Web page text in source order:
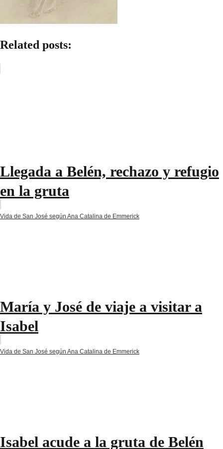
Related posts:
Llegada a Belén, rechazo y refugio
en la gruta
Vida de San José según Ana Catalina de Emmerick
María y José de viaje a visitar a
Isabel
Vida de San José según Ana Catalina de Emmerick
Isabel acude a la gruta de Belén